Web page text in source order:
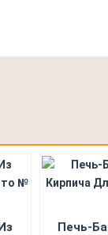
Печь-